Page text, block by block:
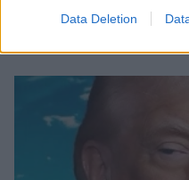
Data Deletion
γονείς του 4χρονου
bar στην Πάρο: Πώς